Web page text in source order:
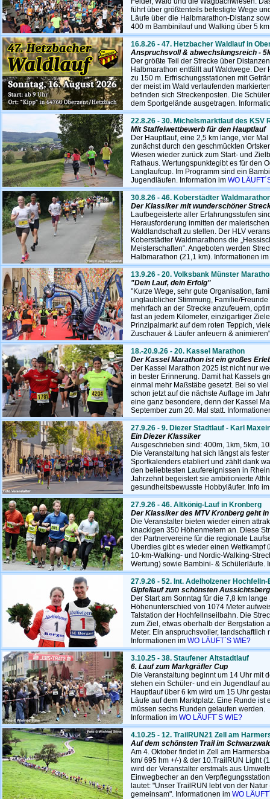
führt über größtenteils befestigte Wege
Läufe über die Halbmarathon-Distanz
400 m Bambinilauf und Walking über 5
16.8.26 - 47. Hetzbacher Waldlauf in
Anspruchsvoll & abwechslungsreich -
Der größte Teil der Strecke über
Halbmarathon entfällt auf Waldwege.
zu 150 m. Erfrischungsstationen mit
der meist im Wald verlaufenden
befinden sich Streckenposten. Die
dem Sportgelände ausgetragen.
22.8.26 - 30. Michelsmarktlauf des KSV
Mit Staffelwettbewerb für den Hauptlauf
Der Hauptlauf, eine 2,5 km lange, vier
zunächst durch den geschmückten
Wiesen wieder zurück zum Start- und
Rathaus. Wertungspunktegibt es für den
Langlaufcup. Im Programm sind ein
Jugendläufen. Information im WO
30.8.26 - 46. Koberstädter
Der Klassiker mit wunderschöner
Laufbegeisterte aller Erfahrungsstufen
Herausforderung inmitten der
Waldlandschaft zu stellen. Der HLV
Koberstädter Waldmarathons die
Meisterschaften“. Angeboten werden
Halbmarathon (21,1 km). Informationen im
13.9.26 - 20. Volksbank Münster
"Dein Lauf, dein Erfolg"
"Kurze Wege, sehr gute Organisation,
unglaublicher Stimmung, Familie/
mehrfach an der Strecke anzufeuern,
fast an jedem Kilometer, einzigartiger
Prinzipalmarkt auf dem roten Teppich,
Zuschauer & Läufer anfeuern &
18.-20.9.26 - 20. Kassel Marathon
Der Kassel Marathon ist ein großes
Der Kassel Marathon 2025 ist nicht nur
in bester Erinnerung. Damit hat Kassels
einmal mehr Maßstäbe gesetzt. Bei so
schon jetzt auf die nächste Auflage im
eine ganz besondere, denn der Kassel
September zum 20. Mal statt.
27.9.26 - 9. Diezer Stadtlauf - Karl
Ein Diezer Klassiker
Ausgeschrieben sind: 400m, 1km, 5km,
Die Veranstaltung hat sich längst als
Sportkalenders etabliert und zählt dank
den beliebtesten Laufereignissen in
Jahrzehnt begeistert sie ambitionierte
gesundheitsbewusste Hobbyläufer. Info
27.9.26 - 46. Altkönig-Lauf in Kronberg
Der Klassiker des MTV Kronberg geht
Die Veranstalter bieten wieder einen
knackigen 350 Höhenmetern an. Diese
der Partnervereine für die regionale
Überdies gibt es wieder einen Wettkampf
10-km-Walking- und Nordic-Walking-
Wertung) sowie Bambini- & Schülerläufe.
27.9.26 - 52. Int. Adelholzener
Gipfellauf zum schönsten
Der Start am Sonntag für die 7,8 km
Höhenunterschied von 1074 Meter
Talstation der Hochfellnseilbahn. Die
zum Ziel, etwas oberhalb der Bergstation
Meter. Ein anspruchsvoller, landschaftlich
Informationen im WO LÄUFT´S WIE?
3.10.25 - 38. Staufener Altstadtlauf
6. Lauf zum Markgräfler Cup
Die Veranstaltung beginnt um 14 Uhr mit
stehen ein Schüler- und ein Jugendlauf
Hauptlauf über 6 km wird um 15 Uhr
Läufe auf dem Marktplatz. Eine Runde ist
müssen sechs Runden gelaufen werden.
Information im WO LÄUFT´S WIE?
4.10.25 - 12. TrailRUN21 Zell am
Auf dem schönsten Trail im
Am 4. Oktober findet in Zell am
km/ 695 hm +/-) & der 10.TrailRUN Light
wird der Veranstalter erstmals aus
Einwegbecher an den
lautet: "Unser TrailRUN lebt von der
gemeinsam". Informationen im WO